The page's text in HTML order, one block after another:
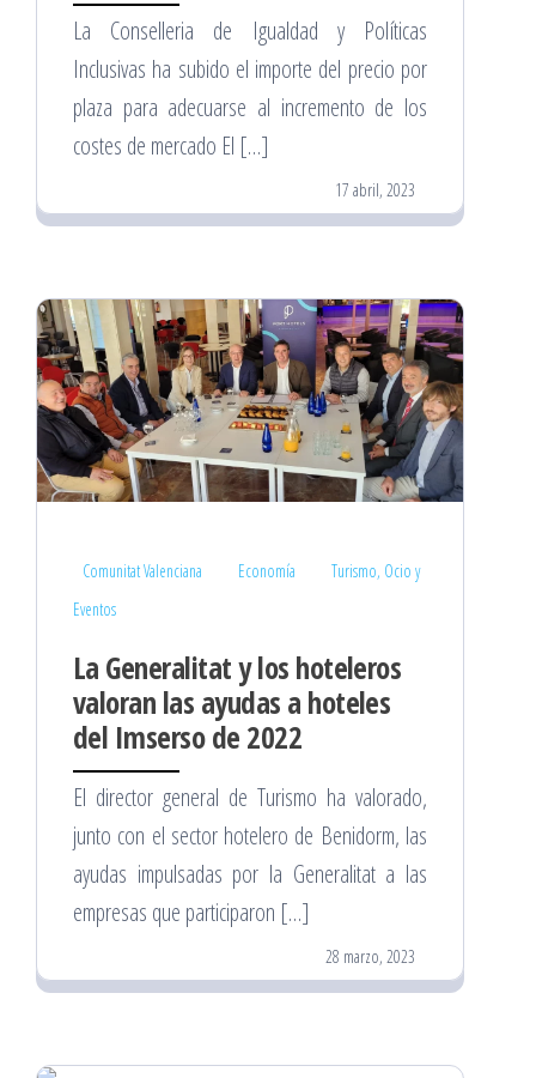
La Conselleria de Igualdad y Políticas
Inclusivas ha subido el importe del precio por
plaza para adecuarse al incremento de los
costes de mercado El […]
17 abril, 2023
Comunitat Valenciana Economía
Turismo, Ocio y
Eventos
La Generalitat y los hoteleros
valoran las ayudas a hoteles
del Imserso de 2022
El director general de Turismo ha valorado,
junto con el sector hotelero de Benidorm, las
ayudas impulsadas por la Generalitat a las
empresas que participaron […]
28 marzo, 2023